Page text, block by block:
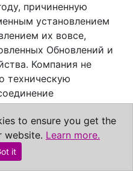
причиненную
установлением
их вовсе,
Обновлений и
Компания не
техническую
Обновлениям.
to ensure you get the
website. Learn more.
it